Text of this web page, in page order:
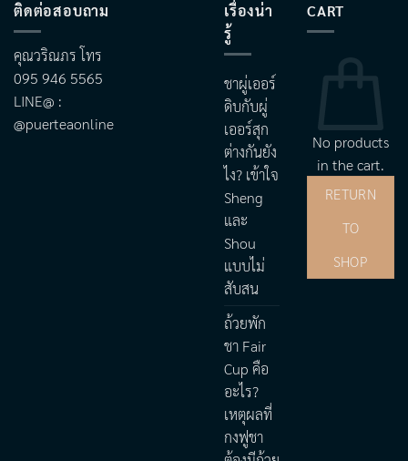
ติดต่อสอบถาม
คุณวริณภร โทร
095 946 5565
LINE@ :
@puerteaonline
เรื่องน่า
รู้
ชาผู่เออร์
ดิบกับผู่
เออร์สุก
ต่างกันยัง
ไง? เข้าใจ
Sheng
และ
Shou
แบบไม่
สับสน
ถ้วยพัก
ชา Fair
Cup คือ
อะไร?
เหตุผลที่
กงฟูชา
CART
No products
in the cart.
RETURN
TO
SHOP